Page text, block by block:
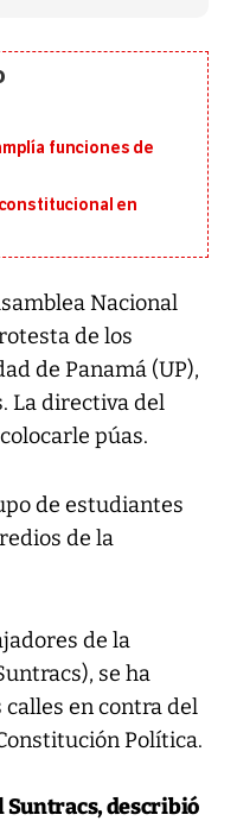
funciones de
en
Nacional
de los
de Panamá (UP),
La directiva del
púas.
de estudiantes
de la
de la
, se ha
calles en contra del
Política.
Suntracs, describió